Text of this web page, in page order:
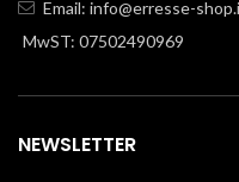
Email: info@erresse-
MwST: 07502490969
NEWSLETTER